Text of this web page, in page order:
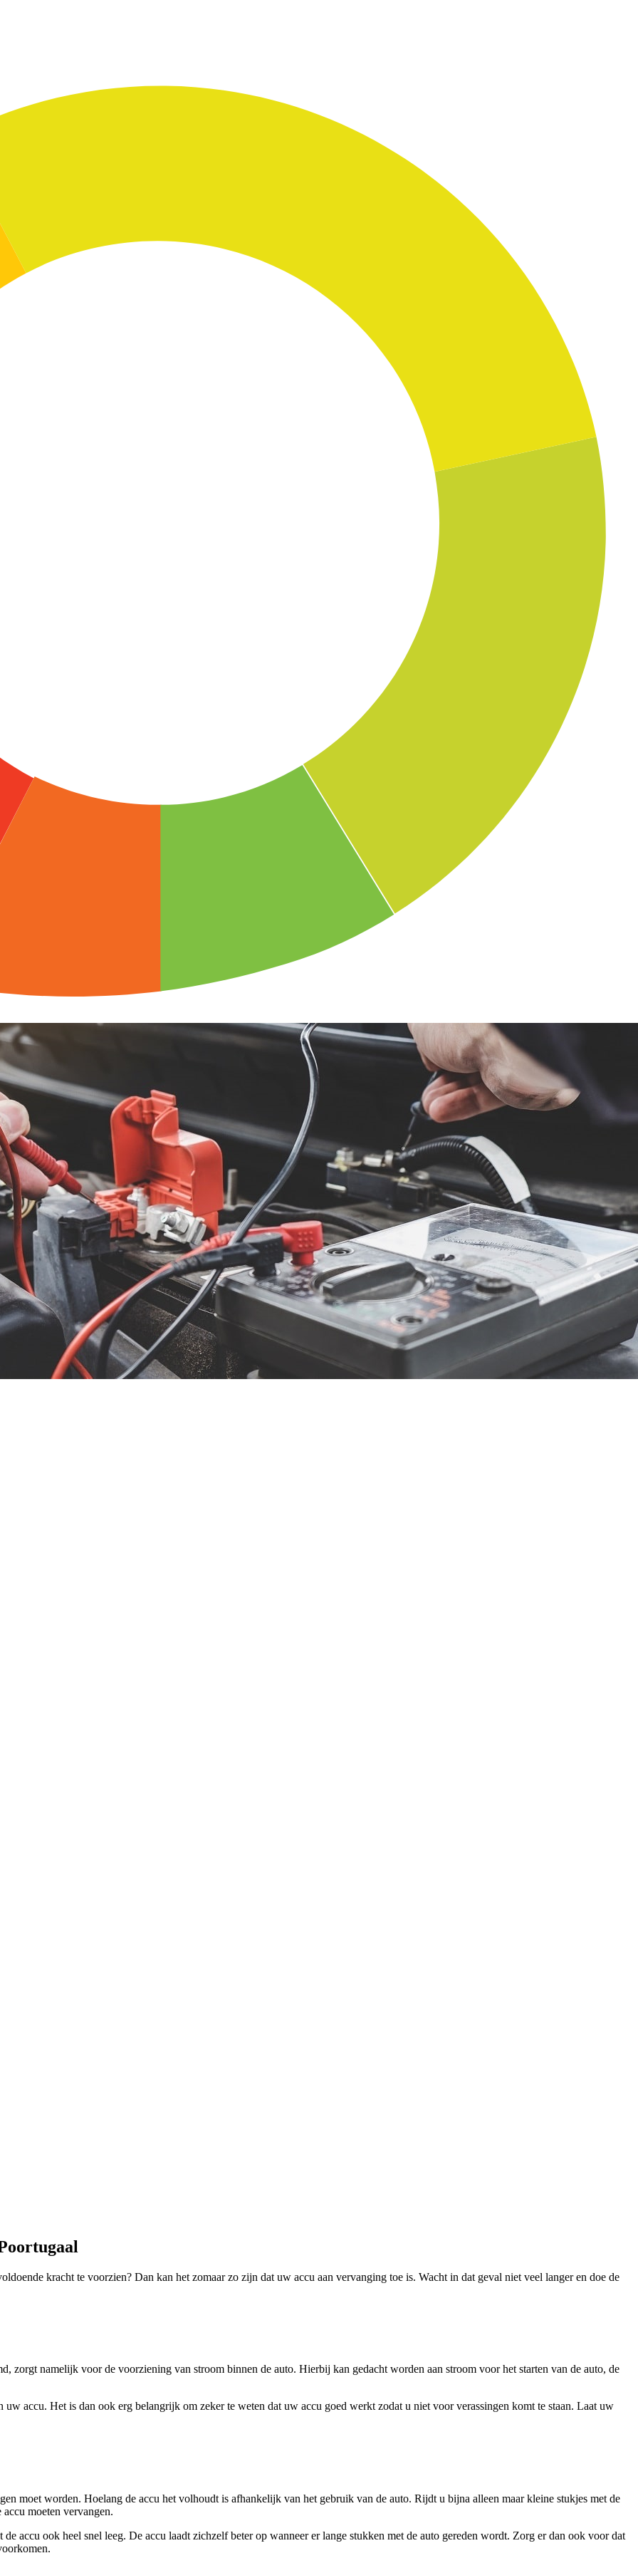
kracht te voorzien? Dan kan het zomaar zo zijn dat uw accu aan vervanging toe is. Wacht in dat geval niet veel langer en doe de
zorgt namelijk voor de voorziening van stroom binnen de auto. Hierbij kan gedacht worden aan stroom voor het starten van de auto, de
accu. Het is dan ook erg belangrijk om zeker te weten dat uw accu goed werkt zodat u niet voor verassingen komt te staan. Laat uw
moet worden. Hoelang de accu het volhoudt is afhankelijk van het gebruik van de auto. Rijdt u bijna alleen maar kleine stukjes met de
moeten vervangen.
accu ook heel snel leeg. De accu laadt zichzelf beter op wanneer er lange stukken met de auto gereden wordt. Zorg er dan ook voor dat